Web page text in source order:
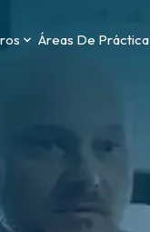
Áreas De Práctica